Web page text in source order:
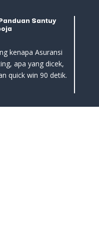
Santuy
kenapa Asuransi
apa yang dicek,
quick win 90 detik.